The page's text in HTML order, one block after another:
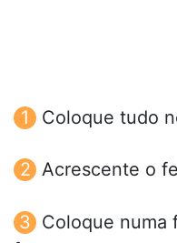
Coloque tudo
Acrescente o
Coloque numa